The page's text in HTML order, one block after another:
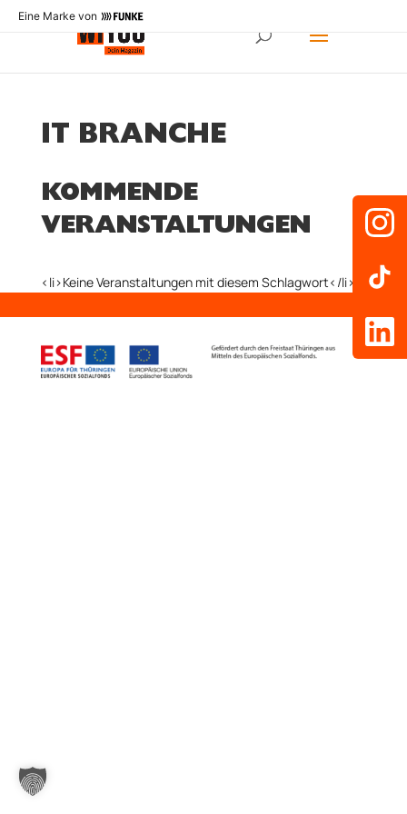
Eine Marke von
IT BRANCHE
KOMMENDE
VERANSTALTUNGEN
<li>Keine Veranstaltungen mit diesem Schlagwort</li>